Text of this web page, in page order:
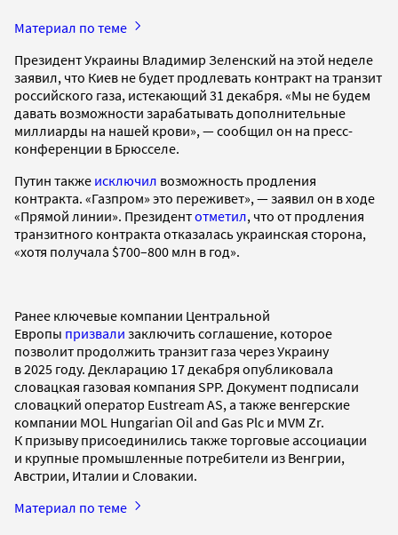
Материал по теме
Президент Украины Владимир Зеленский на этой неделе
заявил, что Киев не будет продлевать контракт на транзит
российского газа, истекающий 31 декабря. «Мы не будем
давать возможности зарабатывать дополнительные
миллиарды на нашей крови», — сообщил он на пресс-
конференции в Брюсселе.
Путин также исключил возможность продления
контракта. «Газпром» это переживет», — заявил он в ходе
«Прямой линии». Президентотметил, что от продления
транзитного контракта отказалась украинская сторона,
«хотя получала $700–800 млн в год».
Ранее ключевые компании Центральной
Европы призвали заключить соглашение, которое
позволит продолжить транзит газа через Украину
в 2025 году. Декларацию 17 декабря опубликовала
словацкая газовая компания SPP. Документ подписали
словацкий оператор Eustream AS, а также венгерские
компании MOL Hungarian Oil and Gas Plc и MVM Zr.
К призыву присоединились также торговые ассоциации
и крупные промышленные потребители из Венгрии,
Австрии, Италии и Словакии.
Материал по теме